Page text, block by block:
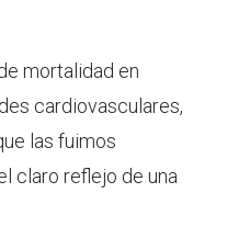
mortalidad en
cardiovasculares,
las fuimos
claro reflejo de una